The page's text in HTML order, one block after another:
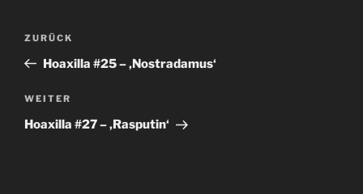
Beitragsnavigation
Vorheriger
Beitrag
ZURÜCK
Hoaxilla #25 – ‚Nostradamus‘
Nächster
Beitrag
WEITER
Hoaxilla #27 – ‚Rasputin‘